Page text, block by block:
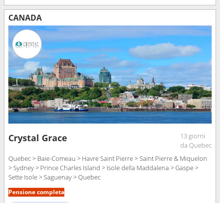
CANADA
Crystal Grace
13 giorni
da Quebec
Quebec > Baie-Comeau > Havre Saint Pierre > Saint Pierre & Miquelon
> Sydney > Prince Charles Island > Isole della Maddalena > Gaspe >
Sette Isole > Saguenay > Quebec
Pensione completa